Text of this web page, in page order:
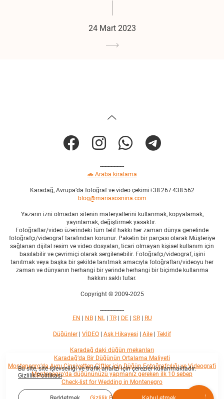
24 Mart 2023
----------------
🚗 Araba kiralama
Karadağ, Avrupa’da fotoğraf ve video çekimi+38 267 438 562
blog@mariasosnina.com
Yazarın izni olmadan sitenin materyallerini kullanmak, kopyalamak,
yayınlamak, değiştirmek yasaktır.
Fotoğraflar/video üzerindeki tüm telif hakkı her zaman dünya genelinde
fotoğrafçı/videograf tarafından korunur. Paketin bir parçası olarak Müşteriye
sağlanan dijital resim ve video dosyaları, ticari olmayan kişisel kullanım için
basılabilir ve çevrimiçi olarak sergilenebilir. Fotoğrafçı/videograf, işini
tanıtmak veya başka bir şekilde tanıtmak amacıyla fotoğrafları/videoyu her
zaman ve dünyanın herhangi bir yerinde herhangi bir biçimde kullanma
hakkını saklı tutar.
Copyright © 2009-2025
----------------
EN | NB| NL | TR| DE| SR| RU
Düğünler | VİDEO | Aşk Hikayesi | Aile | Teklif
Karadağ daki düğün mekanları
Karadağ’da Bir Düğünün Ortalama Maliyeti
Montenegro’da Aynı Cinsiyetten Çiftler için Düğün Fotoğrafçılığı ve Videografi
Montenegro’da düğününüzü yapmanız gereken ilk 10 sebep
Check-list for Wedding in Montenegro
Bu site, site işlevselliği ve trafik analizi için çerezler kullanmaktadır.
Gizlilik Politikası